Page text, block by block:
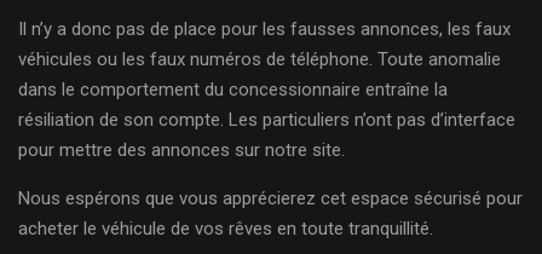
Il n’y a donc pas de place pour les fausses annonces, les faux
véhicules ou les faux numéros de téléphone. Toute anomalie
dans le comportement du concessionnaire entraîne la
résiliation de son compte. Les particuliers n’ont pas d’interface
pour mettre des annonces sur notre site.
Nous espérons que vous apprécierez cet espace sécurisé pour
acheter le véhicule de vos rêves en toute tranquillité.